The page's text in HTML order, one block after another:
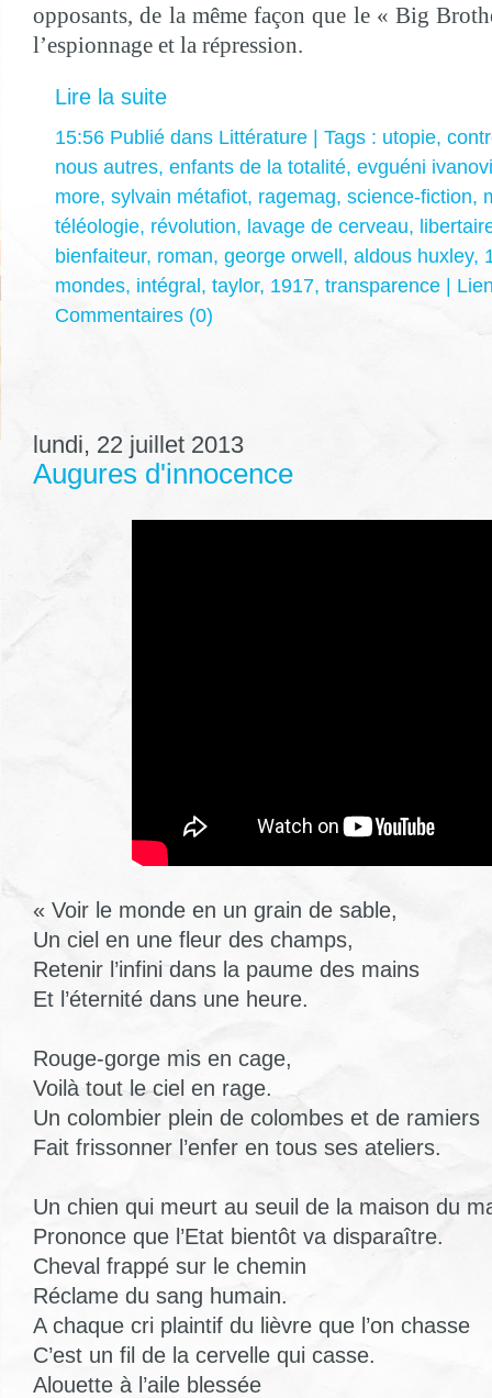
opposants, de la même façon que le « Big
l’espionnage et la répression.
Lire la suite
15:56 Publié dans Littérature | Tags : utopie,
nous autres, enfants de la totalité, evguéni
more, sylvain métafiot, ragemag, science-fiction,
téléologie, révolution, lavage de cerveau,
bienfaiteur, roman, george orwell, aldous huxley,
mondes, intégral, taylor, 1917, transparence |
Commentaires (0)
lundi, 22 juillet 2013
Augures d'innocence
« Voir le monde en un grain de sable,
Un ciel en une fleur des champs,
Retenir l’infini dans la paume des mains
Et l’éternité dans une heure.
Rouge-gorge mis en cage,
Voilà tout le ciel en rage.
Un colombier plein de colombes et de ramiers
Fait frissonner l’enfer en tous ses ateliers.
Un chien qui meurt au seuil de la maison du
Prononce que l’Etat bientôt va disparaître.
Cheval frappé sur le chemin
Réclame du sang humain.
A chaque cri plaintif du lièvre que l’on chasse
C’est un fil de la cervelle qui casse.
Alouette à l’aile blessée